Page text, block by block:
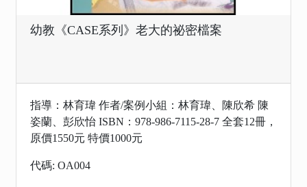
幼教《CASE系列》老大的祕密檔案
指導：林育瑋 作者/案例小組：林育瑋、陳欣希 陳
姿蘭、彭欣怡 ISBN：978-986-7115-28-7 全套12冊，
原價1550元 特價1000元
代碼: OA004